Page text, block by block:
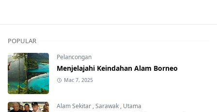
POPULAR
Pelancongan
Menjelajahi Keindahan Alam Borneo
Mac 7, 2025
Alam Sekitar ,Sarawak , Utama